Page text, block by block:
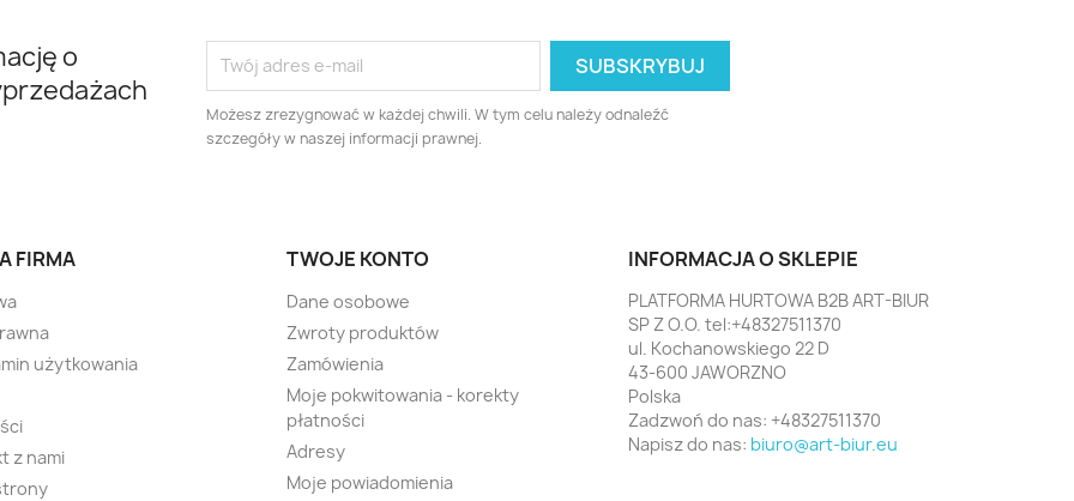
o
Możesz zrezygnować w każdej chwili. W tym celu należy odnaleźć
szczegóły w naszej informacji prawnej.
FIRMA
użytkowania
z nami
TWOJE KONTO
Dane osobowe
Zwroty produktów
Zamówienia
Moje pokwitowania - korekty
płatności
Adresy
Moje powiadomienia
INFORMACJA O SKLEPIE
PLATFORMA HURTOWA B2B ART-BIUR
SP Z O.O. tel:+48327511370
ul. Kochanowskiego 22 D
43-600 JAWORZNO
Polska
Zadzwoń do nas: +48327511370
Napisz do nas: biuro@art-biur.eu